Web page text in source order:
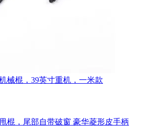
械棍，39英寸重机，一米款